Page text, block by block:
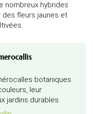
nombreux hybrides
fleurs jaunes et
botaniques
leur
jardins durables.